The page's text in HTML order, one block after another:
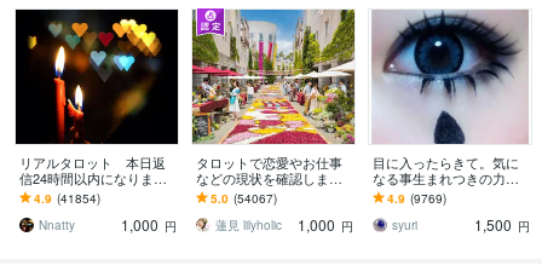
リアルタロット 本日返
信24時間以内になります
❤︎タイトルをご確認くださ
い❤︎
4.9 (41854)
Nnatty
1,000 円
タロットで恋愛やお仕事
などの現状を確認します
アドバイスもしっかりお
届けしますので安心して
ください♡
5.0 (54067)
蓮見 lilyholic
1,000 円
目に入ったらきて。気に
なる事生まれつきの力で
視ます 視ましょう恋愛や
仕事などこの先など
4.9 (9769)
syuri
1,500 円